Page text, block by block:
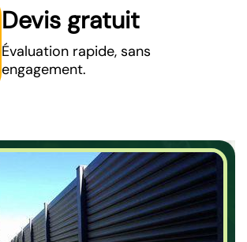
Devis gratuit
Évaluation rapide, sans
engagement.